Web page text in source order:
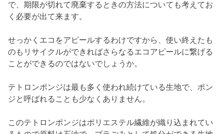
で、期限が切れて廃棄するときの方法についても考えてお
く必要が出て来ます。
せっかくエコをアピールするわけですから、使い終えたも
のもリサイクルができればさらなるエコアピールに繋げる
ことができるのではないでしょうか。
テトロンポンジは最も多く使われ続けている生地で、ポン
ジと呼ばれることも少なくありません。
このテトロンポンジはポリエステル繊維が織り込まれてい